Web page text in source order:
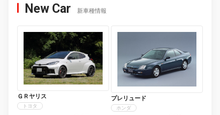
New Car 新車種情報
ＧＲヤリス
トヨタ
プレリュード
ホンダ